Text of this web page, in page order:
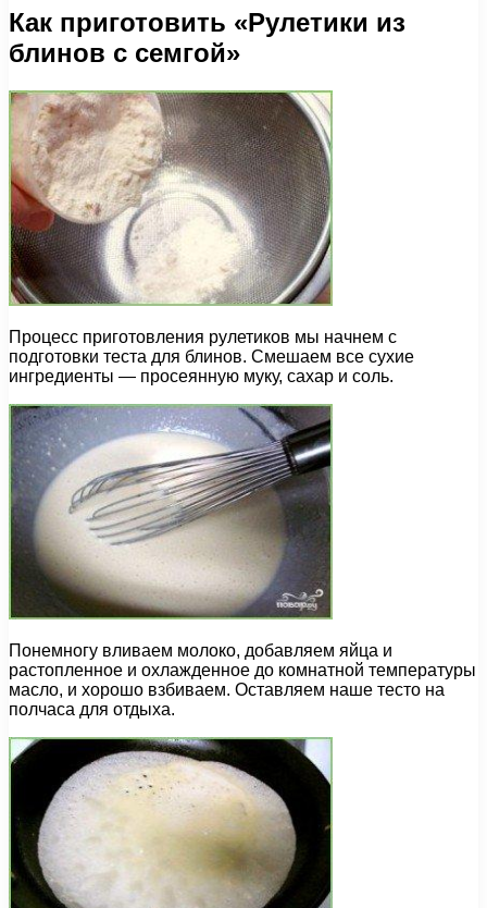
Как приготовить «Рулетики из
блинов с семгой»
Процесс приготовления рулетиков мы начнем с
подготовки теста для блинов. Смешаем все сухие
ингредиенты — просеянную муку, сахар и соль.
Понемногу вливаем молоко, добавляем яйца и
растопленное и охлажденное до комнатной температуры
масло, и хорошо взбиваем. Оставляем наше тесто на
полчаса для отдыха.